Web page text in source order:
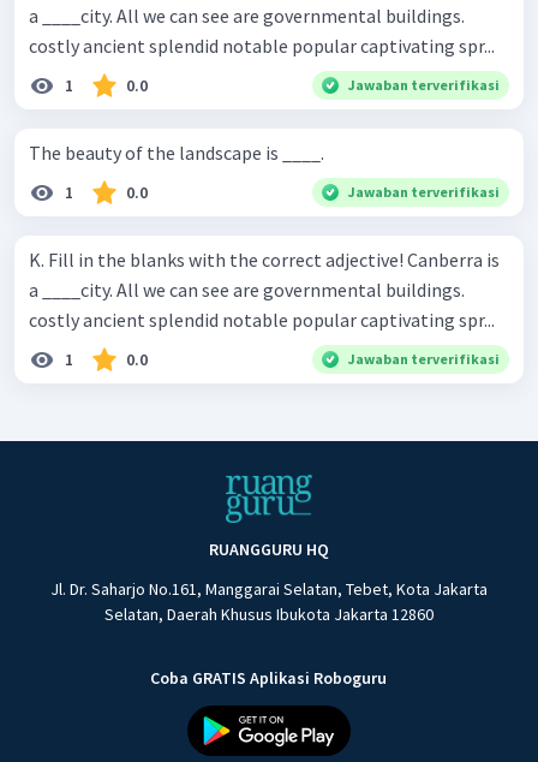
a ____city. All we can see are governmental buildings.
costly ancient splendid notable popular captivating spr...
1 0.0 Jawaban terverifikasi
The beauty of the landscape is ____.
1 0.0 Jawaban terverifikasi
K. Fill in the blanks with the correct adjective! Canberra is
a ____city. All we can see are governmental buildings.
costly ancient splendid notable popular captivating spr...
1 0.0 Jawaban terverifikasi
RUANGGURU HQ
Jl. Dr. Saharjo No.161, Manggarai Selatan, Tebet, Kota Jakarta
Selatan, Daerah Khusus Ibukota Jakarta 12860
Coba GRATIS Aplikasi Roboguru